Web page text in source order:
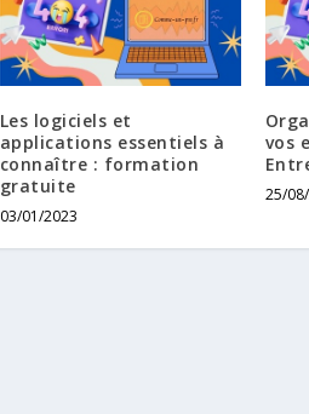
Les logiciels et
applications essentiels à
connaître : formation
gratuite
03/01/2023
vos
25/